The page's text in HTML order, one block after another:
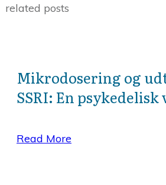
related posts
Mikrodosering og
SSRI: En
Read More